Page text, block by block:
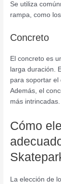
Se utiliza
rampa, como
Concreto
El concreto es
larga duración.
para soportar el
Además, el
más intrincadas.
Cómo
La elección de